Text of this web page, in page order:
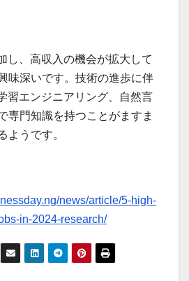
し、高収入の機会が拡大して
味深いです。技術の進歩に伴
習エンジニアリング、自然言
専門知識を持つことがますま
ようです。
news/article/5-high-
in-2024-research/